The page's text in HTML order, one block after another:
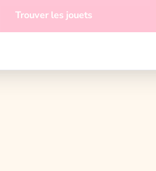
Trouver les jouets